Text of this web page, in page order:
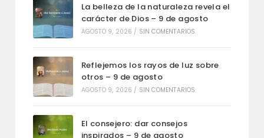
La belleza de la naturaleza revela el
carácter de Dios – 9 de agosto
AGOSTO 9, 2026 / SIN COMENTARIOS
Reflejemos los rayos de luz sobre
otros – 9 de agosto
AGOSTO 9, 2026 / SIN COMENTARIOS
El consejero: dar consejos
inspirados – 9 de agosto